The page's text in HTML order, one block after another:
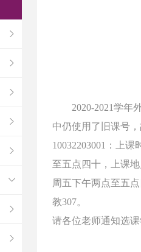
2020-2021学年
中仍使用了旧课号
10032203001 ：上课
至五点四十，上课地
周五下午两点至五
教307。
请各位老师通知选课